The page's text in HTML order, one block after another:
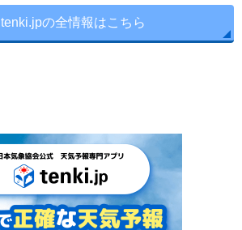
tenki.jpの全情報はこちら